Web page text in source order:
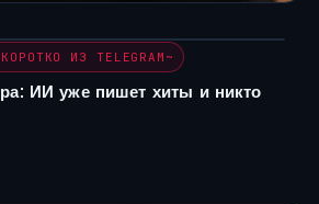
ИЗ TELEGRAM~
ИИ уже пишет хиты и никто